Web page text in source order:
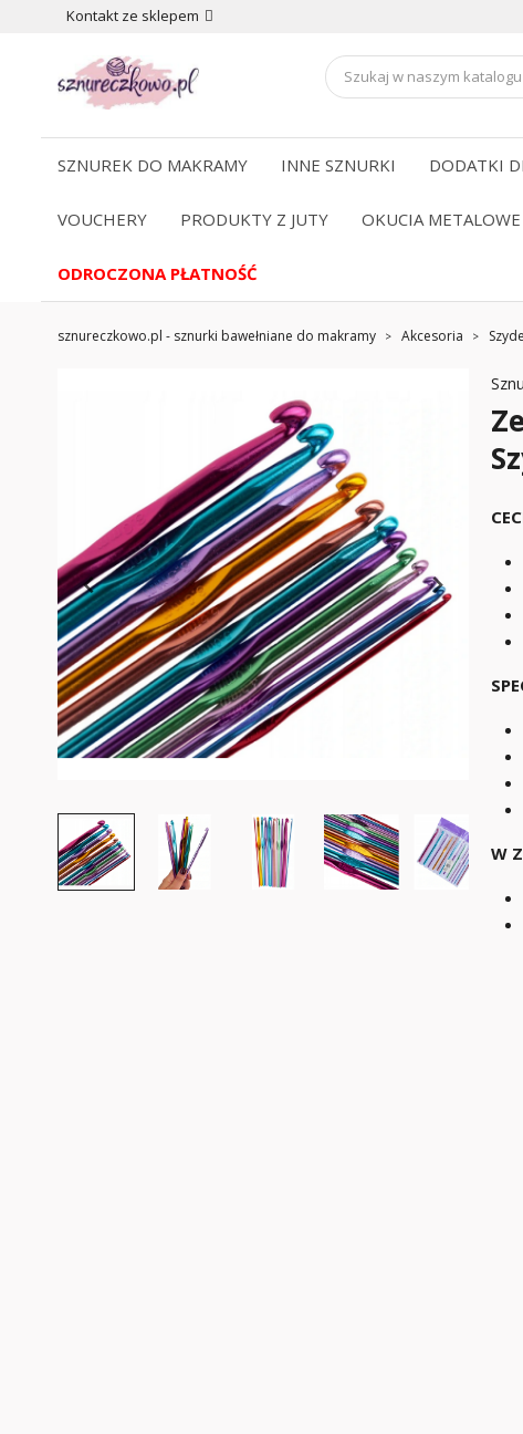
Kontakt ze sklepem
SZNUREK DO MAKRAMY INNE SZNURKI DODATKI
VOUCHERY PRODUKTY Z JUTY OKUCIA METALOWE
ODROCZONA PŁATNOŚĆ
sznureczkowo.pl - sznurki bawełniane do makramy Akcesoria
W